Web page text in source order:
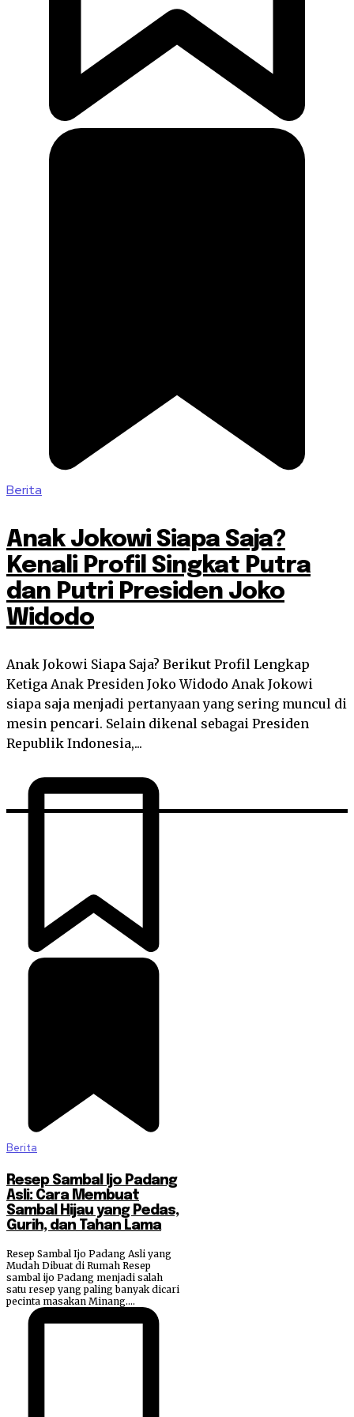
Berita
Anak Jokowi Siapa Saja?
Kenali Profil Singkat Putra
dan Putri Presiden Joko
Widodo
Anak Jokowi Siapa Saja? Berikut Profil Lengkap
Ketiga Anak Presiden Joko Widodo Anak Jokowi
siapa saja menjadi pertanyaan yang sering muncul di
mesin pencari. Selain dikenal sebagai Presiden
Republik Indonesia,...
Berita
Resep Sambal Ijo Padang
Asli: Cara Membuat
Sambal Hijau yang Pedas,
Gurih, dan Tahan Lama
Resep Sambal Ijo Padang Asli yang
Mudah Dibuat di Rumah Resep
sambal ijo Padang menjadi salah
satu resep yang paling banyak dicari
pecinta masakan Minang....